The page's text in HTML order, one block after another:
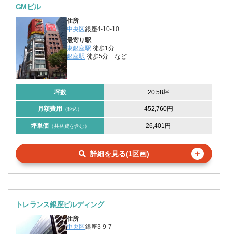
GMビル
住所
中央区銀座4-10-10
最寄り駅
東銀座駅 徒歩1分
銀座駅 徒歩5分 など
坪数 20.58坪
月額費用 （税込） 452,760円
坪単価 （共益費を含む） 26,401円
詳細を見る(1区画) ＋
トレランス銀座ビルディング
住所
中央区銀座3-9-7